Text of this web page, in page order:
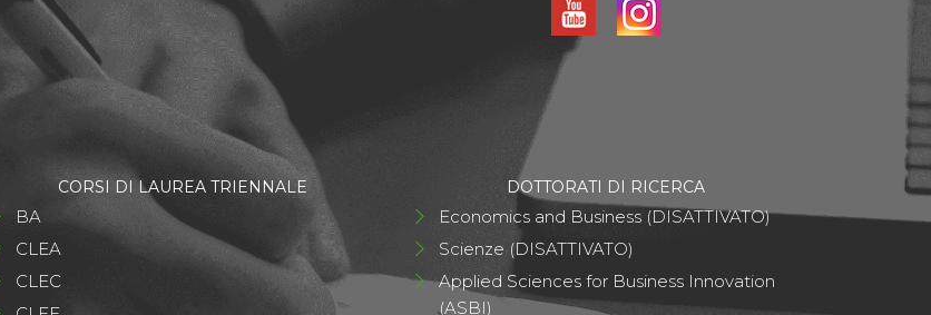
CORSI DI LAUREA TRIENNALE
BA
CLEA
CLEC
DOTTORATI DI RICERCA
Economics and Business (DISATTIVATO)
Scienze (DISATTIVATO)
Applied Sciences for Business Innovation
(ASBI)